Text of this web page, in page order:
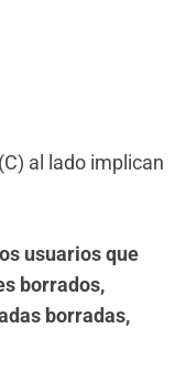
al lado implican
usuarios que
borrados,
borradas,